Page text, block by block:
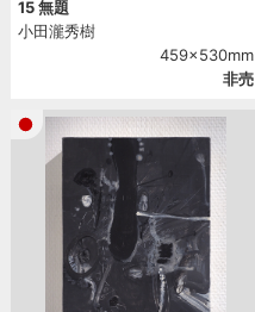
15 無題
小田瀧秀樹
459x530mm
非売